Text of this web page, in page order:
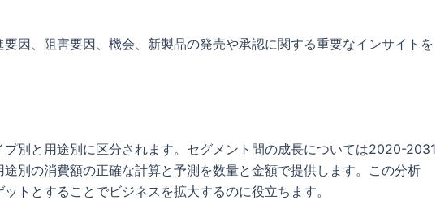
因、阻害要因、機会、新製品の発売や承認に関する重要なインサイトを
別と用途別に区分されます。セグメント間の成長については2020-2031
別の消費額の正確な計算と予測を数量と金額で提供します。この分析
トとすることでビジネスを拡大するのに役立ちます。